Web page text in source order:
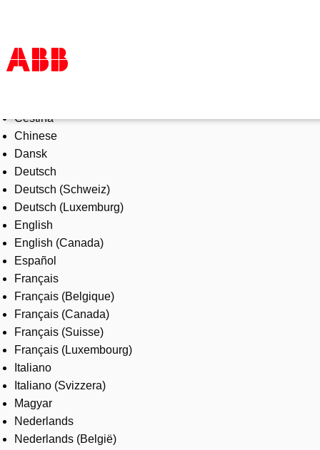
Products & Solutions
Industries
Services
About us
Where to buy
Contact us
Careers
Čeština
Chinese
Dansk
Deutsch
Deutsch (Schweiz)
Deutsch (Luxemburg)
English
English (Canada)
Español
Français
Français (Belgique)
Français (Canada)
Français (Suisse)
Français (Luxembourg)
Italiano
Italiano (Svizzera)
Magyar
Nederlands
Nederlands (België)